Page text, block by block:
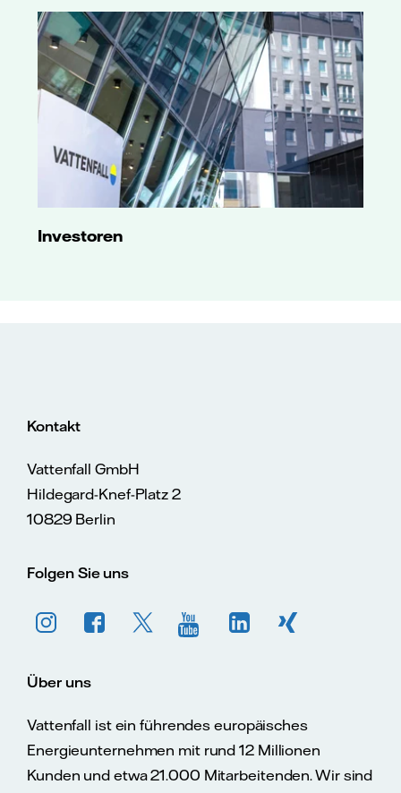
Investoren
Kontakt
Vattenfall GmbH
Hildegard-Knef-Platz 2
10829 Berlin
Folgen Sie uns
Über uns
Vattenfall ist ein führendes europäisches
Energieunternehmen mit rund 12 Millionen
Kunden und etwa 21.000 Mitarbeitenden. Wir sind